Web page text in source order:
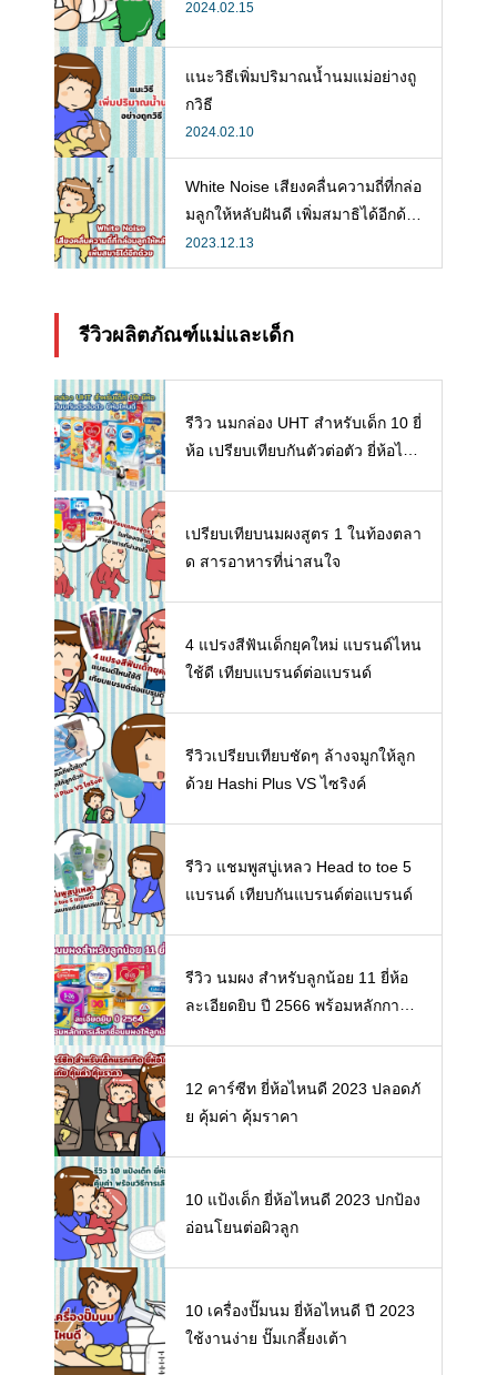
2024.02.15
แนะวิธีเพิ่มปริมาณน้ำนมแม่อย่างถู
กวิธี
2024.02.10
White Noise เสียงคลื่นความถี่ที่กล่อ
มลูกให้หลับฝันดี เพิ่มสมาธิได้อีกด้ว
ย
2023.12.13
รีวิวผลิตภัณฑ์แม่และเด็ก
รีวิว นมกล่อง UHT สำหรับเด็ก 10 ยี่
ห้อ เปรียบเทียบกันตัวต่อตัว ยี่ห้อไห
เปรียบเทียบนมผงสูตร 1 ในท้องตลา
ด สารอาหารที่น่าสนใจ
4 แปรงสีฟันเด็กยุคใหม่ แบรนด์ไหน
ใช้ดี เทียบแบรนด์ต่อแบรนด์
รีวิวเปรียบเทียบชัดๆ ล้างจมูกให้ลูก
ด้วย Hashi Plus VS ไซริงค์
รีวิว แชมพูสบู่เหลว Head to toe 5
แบรนด์ เทียบกันแบรนด์ต่อแบรนด์
รีวิว นมผง สำหรับลูกน้อย 11 ยี่ห้อ
ละเอียดยิบ ปี 2566 พร้อมหลักการเ
12 คาร์ซีท ยี่ห้อไหนดี 2023 ปลอดภั
ย คุ้มค่า คุ้มราคา
10 แป้งเด็ก ยี่ห้อไหนดี 2023 ปกป้อง
อ่อนโยนต่อผิวลูก
10 เครื่องปั๊มนม ยี่ห้อไหนดี ปี 2023
ใช้งานง่าย ปั๊มเกลี้ยงเต้า